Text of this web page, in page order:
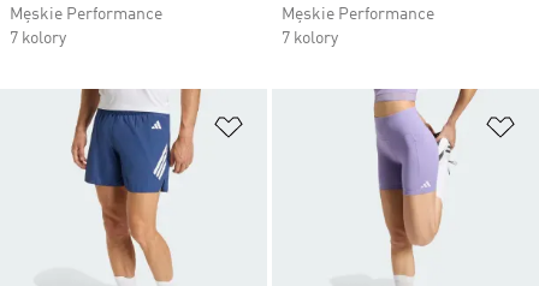
Męskie Performance
7 kolory
Męskie Performance
7 kolory
Dodaj do listy życzeń